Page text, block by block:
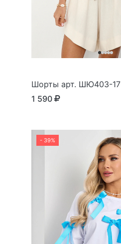
Шорты арт. ШЮ403-17
1 590
- 39%